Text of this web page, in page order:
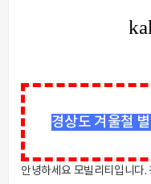
경상도 겨울철
안녕하세요 모빌리티입니다.